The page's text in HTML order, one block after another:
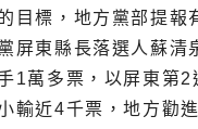
目標，地方黨部提報
屏東縣長落選人蘇清
1萬多票，以屏東第2
輸近4千票，地方勸